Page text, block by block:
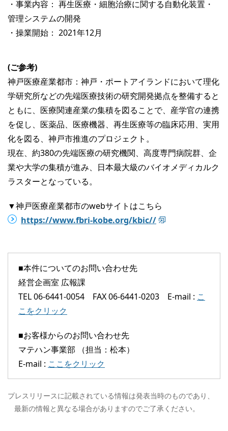
・事業内容： 再生医療・細胞治療に関する自動化装置・
管理システムの開発
・操業開始： 2021年12月
(ご参考)
神戸医療産業都市：神戸・ポートアイランドにおいて理化
学研究所などの先端医療技術の研究開発拠点を整備すると
ともに、医療関連産業の集積を図ることで、産学官の連携
を促し、医薬品、医療機器、再生医療等の臨床応用、実用
化を図る、神戸市推進のプロジェクト。
現在、約380の先端医療の研究機関、高度専門病院群、企
業や大学の集積が進み、日本最大級のバイオメディカルク
ラスターとなっている。
▼神戸医療産業都市のwebサイトはこちら
https://www.fbri-kobe.org/kbic//
■本件についてのお問い合わせ先
経営企画室 広報課
TEL 06-6441-0054 FAX 06-6441-0203 E-mail : こ
こをクリック
■お客様からのお問い合わせ先
マテハン事業部 （担当：松本）
E-mail : ここをクリック
プレスリリースに記載されている情報は発表当時のものであり、
最新の情報と異なる場合がありますのでご了承ください。